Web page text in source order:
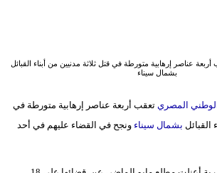
مرأة
وتكنولوجيا
عناصر إرهابية متورطة في قتل ثلاثة مدنيين من أبناء القبائل
بشمال سيناء
المصري تعقب أربعة عناصر إرهابية متورطة في
القبائل بشمال سيناء ونجح في القضاء عليهم في أحد